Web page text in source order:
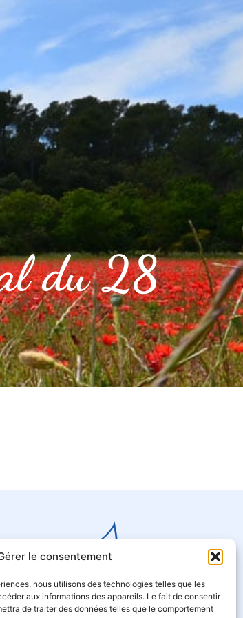
le consentement
nous utilisons des technologies telles que les
aux informations des appareils. Le fait de consentir
de traiter des données telles que le comportement
du 28